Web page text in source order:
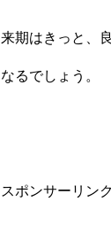
来期はきっと、
なるでしょう。
スポンサーリンク